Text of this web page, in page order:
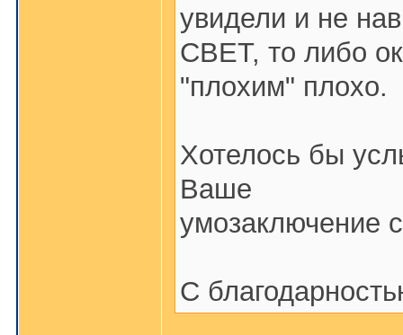
увидели и не
СВЕТ, то либо
"плохим" плохо.
Хотелось бы
Ваше
умозаключение
С